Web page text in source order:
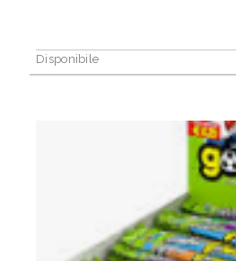
Disponibile